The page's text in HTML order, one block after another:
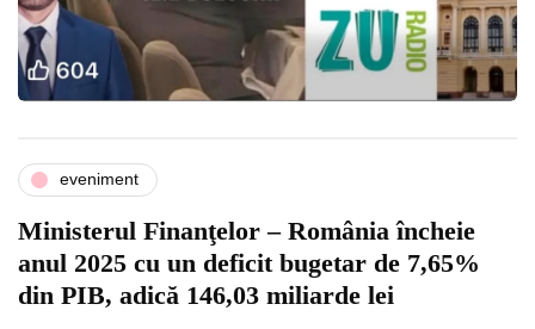
eveniment
Ministerul Finanţelor – România încheie
anul 2025 cu un deficit bugetar de 7,65%
din PIB, adică 146,03 miliarde lei